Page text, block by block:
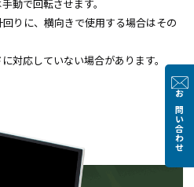
お問い合わせ
動で回転させます。
りに、横向きで使用する場合はその
対応していない場合があります。